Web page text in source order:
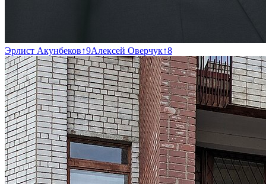
Эрлист Акунбеков↑9Алексей Оверчук↑8